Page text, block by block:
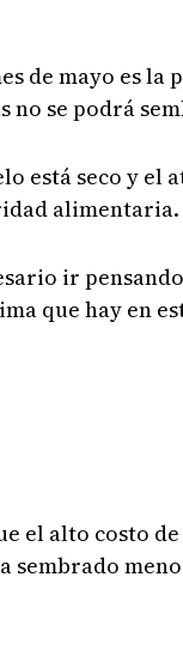
de mayo es
se podrá
está seco y
alimentaria.
ir
que hay en
el alto costo
sembrado